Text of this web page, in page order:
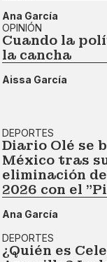
Ana García
OPINIÓN
Cuando la
la cancha
Aissa García
DEPORTES
Diario Olé se
México tras
eliminación
2026 con el
Ana García
DEPORTES
¿Quién es